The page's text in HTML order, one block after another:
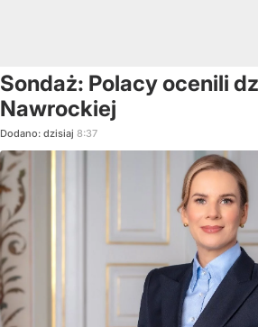
Sondaż: Polacy ocenili
Nawrockiej
Dodano: dzisiaj 8:37